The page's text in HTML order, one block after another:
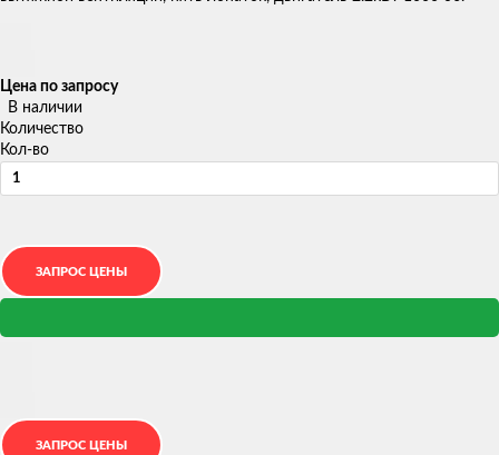
Цена по запросу
В наличии
Количество
Кол-во